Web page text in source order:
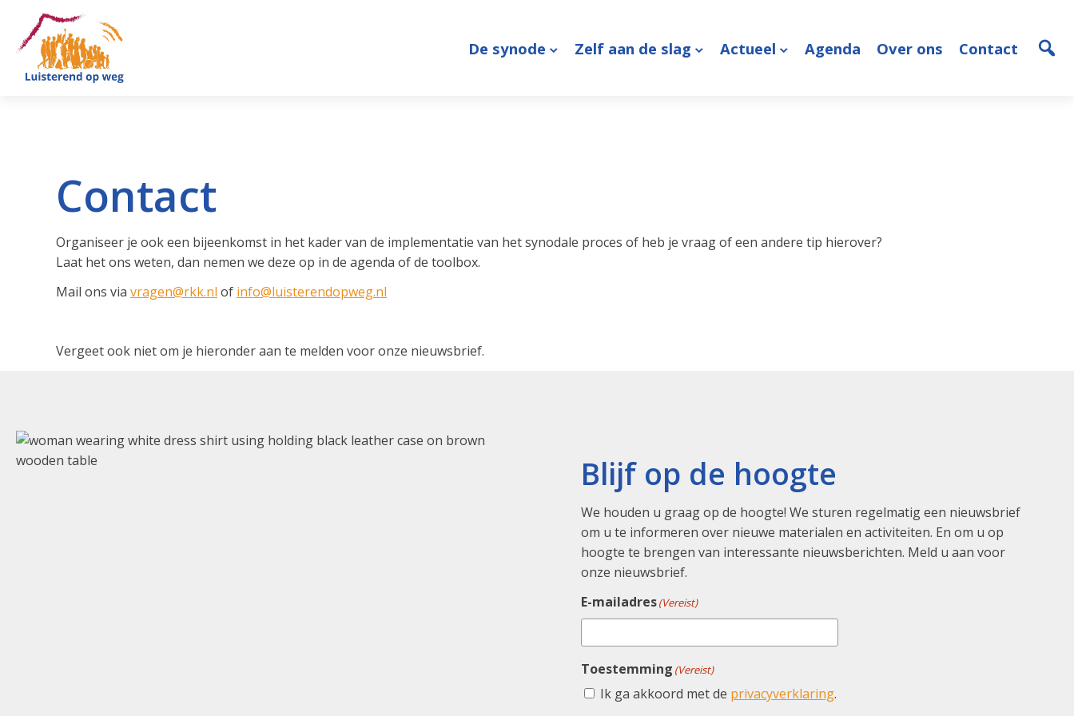
De synode Zelf aan de slag Actueel Agenda Over ons Contact
Contact
Organiseer je ook een bijeenkomst in het kader van de implementatie van het synodale proces of heb je vraag of een andere tip hierover?
Laat het ons weten, dan nemen we deze op in de agenda of de toolbox.
Mail ons via vragen@rkk.nl of info@luisterendopweg.nl
Vergeet ook niet om je hieronder aan te melden voor onze nieuwsbrief.
Blijf op de hoogte
We houden u graag op de hoogte! We sturen regelmatig een nieuwsbrief
om u te informeren over nieuwe materialen en activiteiten. En om u op
hoogte te brengen van interessante nieuwsberichten. Meld u aan voor
onze nieuwsbrief.
E-mailadres(Vereist)
Toestemming (Vereist)
Ik ga akkoord met de privacyverklaring.